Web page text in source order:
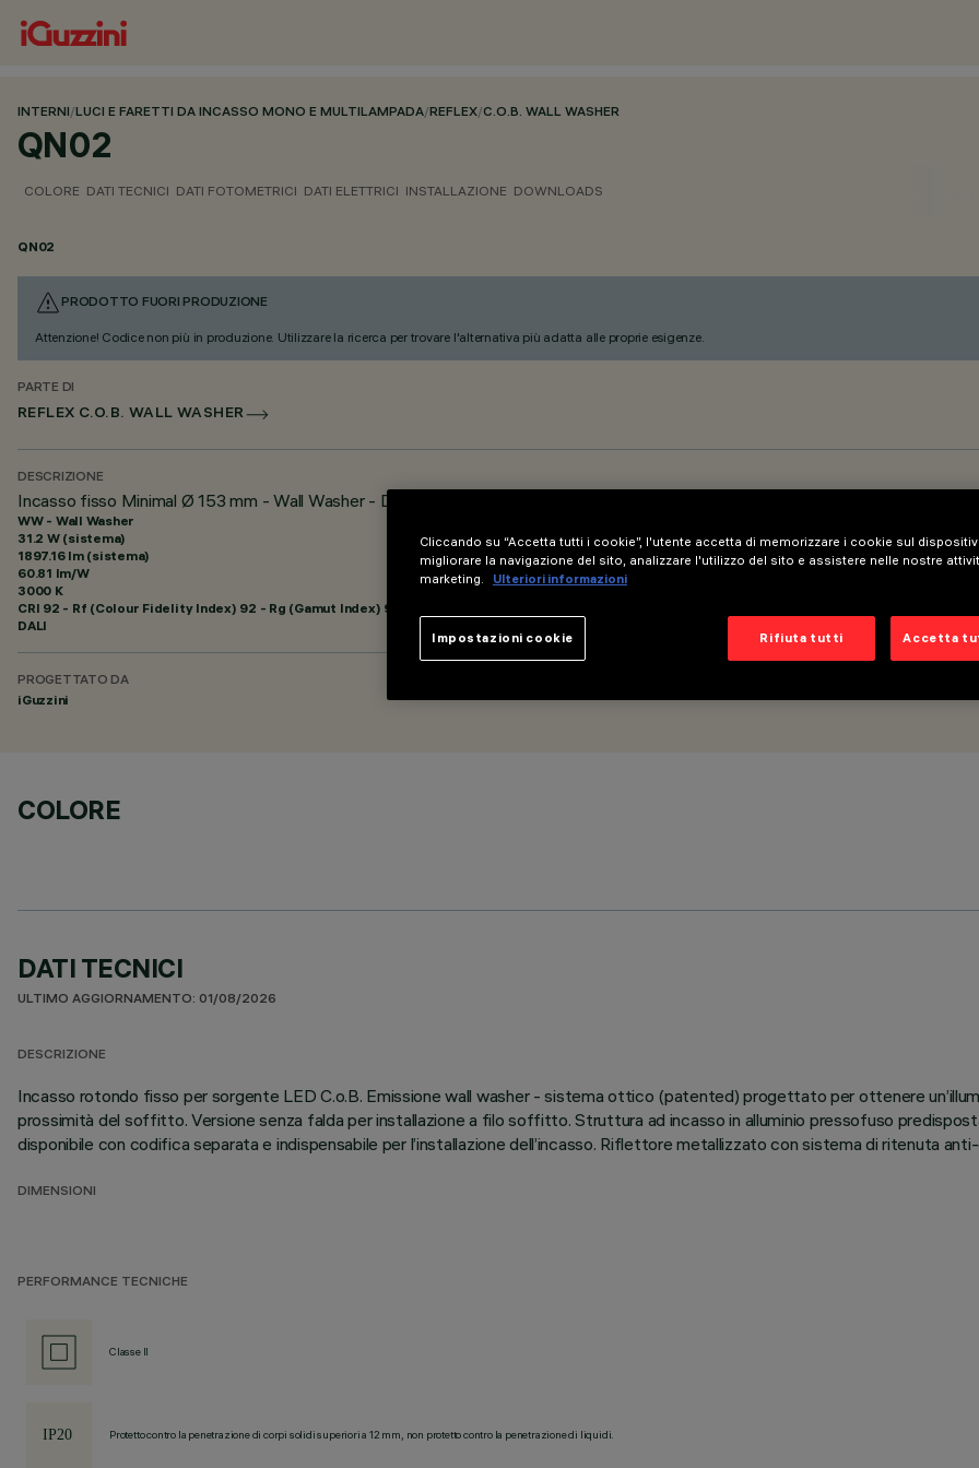
INTERNI/LUCI E FARETTI DA INCASSO MONO E MULTILAMPADA/REFLEX/C.O.B. WALL WASHER
QN02
COLORE DATI TECNICI DATI FOTOMETRICI DATI ELETTRICI INSTALLAZIONE DOWNLOADS
QN02
PRODOTTO FUORI PRODUZIONE
Attenzione! Codice non più in produzione. Utilizzare la ricerca per trovare l'alternativa più adatta alle proprie esigenze.
PARTE DI
REFLEX C.O.B. WALL WASHER
DESCRIZIONE
Incasso fisso Minimal Ø 153 mm - Wall Washer - DALI
WW - Wall Washer
31.2 W (sistema)
1897.16 lm (sistema)
60.81 lm/W
3000 K
CRI 92 - Rf (Colour Fidelity Index) 92 - Rg (Gamut Index) 99
DALI
PROGETTATO DA
iGuzzini
COLORE
DATI TECNICI
ULTIMO AGGIORNAMENTO: 01/08/2026
DESCRIZIONE
Incasso rotondo fisso per sorgente LED C.o.B. Emissione wall washer - sistema ottico (patented) progettato per ottenere
prossimità del soffitto. Versione senza falda per installazione a filo soffitto. Struttura ad incasso in alluminio pressofuso
disponibile con codifica separata e indispensabile per l’installazione dell’incasso. Riflettore metallizzato con sistema di ritenuta
DIMENSIONI
PERFORMANCE TECNICHE
Classe II
Protetto contro la penetrazione di corpi solidi superiori a 12 mm, non protetto contro la penetrazione di liquidi.
Cliccando su “Accetta tutti i cookie”, l'utente accetta di memorizzare i cookie sul
migliorare la navigazione del sito, analizzare l'utilizzo del sito e assistere nelle nostre
marketing.
Ulteriori informazioni
Rifiuta tutti Accetta
Impostazioni cookie